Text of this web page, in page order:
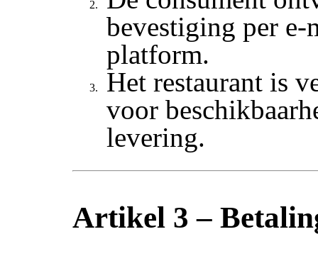
bevestiging per
platform.
Het restaurant is
voor
levering.
Artikel 3 –